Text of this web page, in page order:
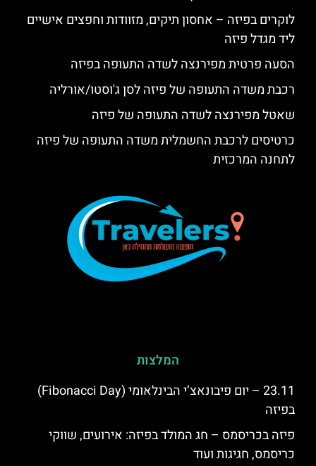
לוקרים בפיזה – אחסון תיקים, מזוודות וחפצים אישיים
ליד מגדל פיזה
הסעה פרטית מפירנצה לשדה התעופה בפיזה
רכבת משדה התעופה של פיזה לסן ג'וסטו/אורליה
שאטל מפירנצה לשדה התעופה של פיזה
כרטיסים לרכבת החשמלית משדה התעופה של פיזה
לתחנה המרכזית
המלצות
23.11 – יום פיבונאצ’י הבינלאומי (Fibonacci Day)
בפיזה
פיזה בכריסמס – חג המולד בפיזה: אירועים, שווקי
כריסמס, חגיגות ועוד